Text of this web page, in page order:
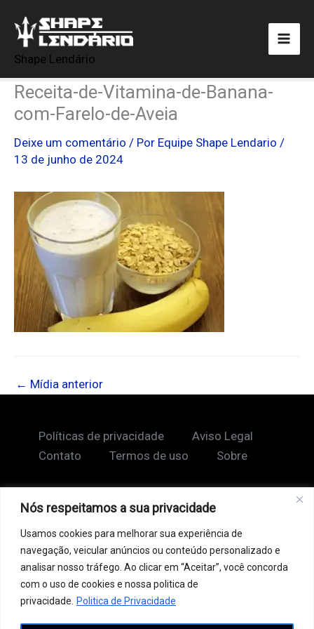
Nós respeitamos a sua privacidade
Usamos cookies para melhorar sua experiência de
navegação, veicular anúncios ou conteúdo personalizado e
analisar nosso tráfego. Ao clicar em “Aceitar”, você concorda
com o uso de cookies e nossa politica de
privacidade. Politica de Privacidade
para
conteúdo
Shape Lendário
Receita-de-Vitamina-de-Banana-
com-Farelo-de-Aveia
Deixe um comentário / Por Equipe Shape Lendario /
13 de junho de 2024
← Mídia anterior
Políticas de privacidade
Aviso Legal
Contato
Termos de uso Sobre
Ao acessar este site, você concorda com nossos
Termos de Uso e Política de Privacidade. Este site
pode conter links patrocinados, incluindo do Google
AdSense, e links de afiliados. Podemos receber uma
comissão por vendas feitas através desses links. o